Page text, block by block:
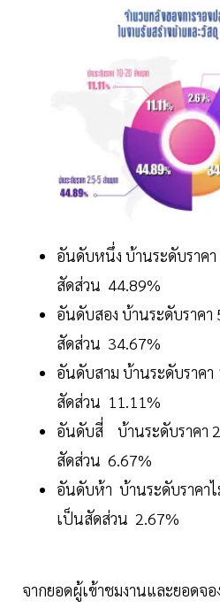
อันดับหนึ่ง บ้านระดับราค
สัดส่วน 44.89%
อันดับสอง บ้านระดับราค
สัดส่วน 34.67%
อันดับสาม บ้านระดับราค
สัดส่วน 11.11%
อันดับสี่ บ้านระดับราคา
สัดส่วน 6.67%
อันดับห้า บ้านระดับราคา
เป็นสัดส่วน 2.67%
จากยอดผู้เข้าชมงานและยอด